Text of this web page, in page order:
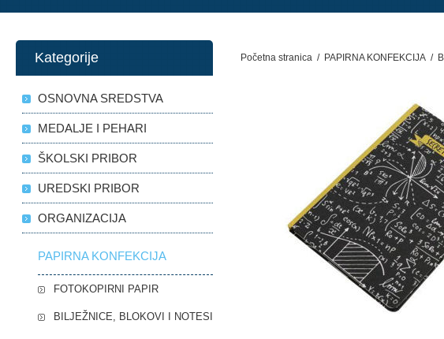
Početna stranica / PAPIRNA KONFEKCIJA /
Kategorije
OSNOVNA SREDSTVA
MEDALJE I PEHARI
ŠKOLSKI PRIBOR
UREDSKI PRIBOR
ORGANIZACIJA
PAPIRNA KONFEKCIJA
FOTOKOPIRNI PAPIR
BILJEŽNICE, BLOKOVI I NOTESI